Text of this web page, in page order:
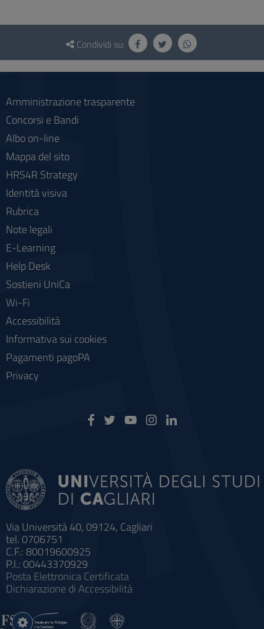
Questionario
social
Condividi su:
Via Università 40, 09124, Cagliari
tel. 0706751
C.F.: 80019600925
P.I.: 00443370929
Posta Elettronica Certificata
Dichiarazione di Accessibilità
Amministrazione trasparente
Concorsi e Bandi
Albo on-line
Mappa del sito
HRS4R Strategy
Identità visiva
Rubrica
Note legali
E-Learning
Help Desk
Sostieni UniCa
Wi-Fi
Accessibilità
Informativa sui cookies
Pagamenti pagoPA
Privacy
Impostazioni